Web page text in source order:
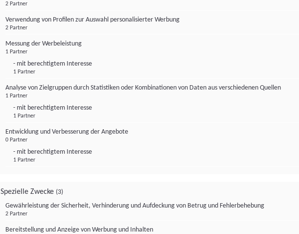
2 Partner
Verwendung von Profilen zur Auswahl personalisierter Werbung
2 Partner
Messung der Werbeleistung
1 Partner
- mit berechtigtem Interesse
1 Partner
Analyse von Zielgruppen durch Statistiken oder Kombinationen von Daten aus verschiedenen Quellen
1 Partner
- mit berechtigtem Interesse
1 Partner
Entwicklung und Verbesserung der Angebote
0 Partner
- mit berechtigtem Interesse
1 Partner
Spezielle Zwecke (3)
Gewährleistung der Sicherheit, Verhinderung und Aufdeckung von Betrug und Fehlerbehebung
2 Partner
Bereitstellung und Anzeige von Werbung und Inhalten